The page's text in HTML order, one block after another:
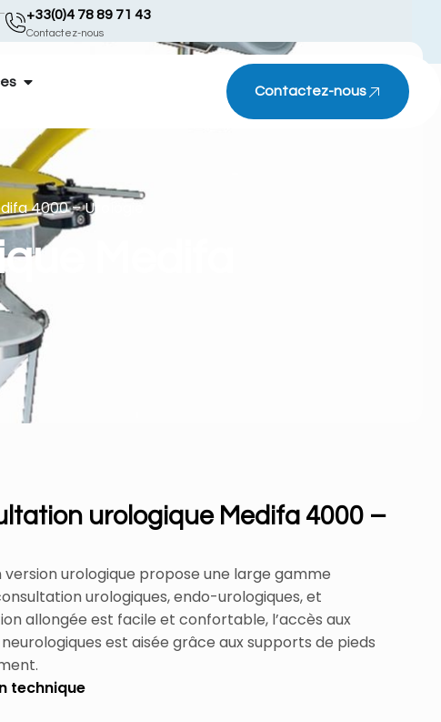
+33(0)4 78 89 71 43
Contactez-nous
Contactez-nous
4000 – Urologie
Medifa
urologique Medifa 4000 –
urologique propose une large gamme
urologiques, endo-urologiques, et
allongée est facile et confortable, l’accès aux
est aisée grâce aux supports de pieds
technique